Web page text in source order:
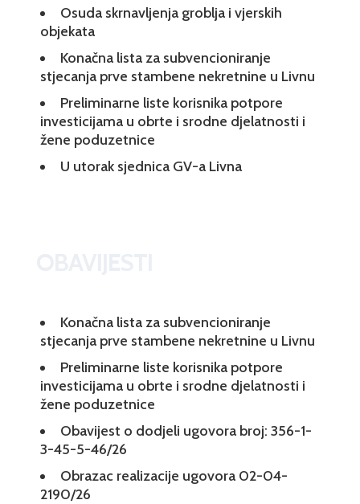
Osuda skrnavljenja groblja i vjerskih
objekata
Konačna lista za subvencioniranje
stjecanja prve stambene nekretnine u Livnu
Preliminarne liste korisnika potpore
investicijama u obrte i srodne djelatnosti i
žene poduzetnice
U utorak sjednica GV-a Livna
Konačna lista za subvencioniranje
stjecanja prve stambene nekretnine u Livnu
Preliminarne liste korisnika potpore
investicijama u obrte i srodne djelatnosti i
žene poduzetnice
Obavijest o dodjeli ugovora broj: 356-1-
3-45-5-46/26
Obrazac realizacije ugovora 02-04-
2190/26